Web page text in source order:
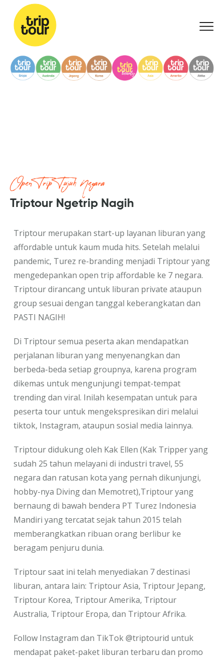
Open Trip Tujuh Negara
Triptour Ngetrip Nagih
Triptour merupakan start-up layanan liburan yang
affordable untuk kaum muda hits. Setelah melalui
pandemic, Turez re-branding menjadi Triptour yang
mengedepankan open trip affordable ke 7 negara.
Triptour dirancang untuk liburan private ataupun
group sesuai dengan tanggal keberangkatan dan
PASTI NAGIH!
Di Triptour semua peserta akan mendapatkan
perjalanan liburan yang menyenangkan dan
berbeda-beda setiap groupnya, karena program
dikemas untuk mengunjungi tempat-tempat
trending dan viral. Inilah kesempatan untuk para
peserta tour untuk mengekspresikan diri melalui
tiktok, Instagram, ataupun sosial media lainnya.
Triptour didukung oleh Kak Ellen (Kak Tripper yang
sudah 25 tahun melayani di industri travel, 55
negara dan ratusan kota yang pernah dikunjungi,
hobby-nya Diving dan Memotret),Triptour yang
bernaung di bawah bendera PT Turez Indonesia
Mandiri yang tercatat sejak tahun 2015 telah
memberangkatkan ribuan orang berlibur ke
beragam penjuru dunia.
Triptour saat ini telah menyediakan 7 destinasi
liburan, antara lain: Triptour Asia, Triptour Jepang,
Triptour Korea, Triptour Amerika, Triptour
Australia, Triptour Eropa, dan Triptour Afrika.
Follow Instagram dan TikTok @triptourid untuk
mendapat paket-paket liburan terbaru dan promo